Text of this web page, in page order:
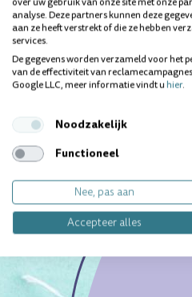
analyse. Deze partners kunnen deze
aan ze heeft verstrekt of die ze hebben
services.
De gegevens worden verzameld voor het
van de effectiviteit van
Google LLC, meer informatie vindt uhier.
Noodzakelijk
Functioneel
Nee, pas aan
Accepteer alles